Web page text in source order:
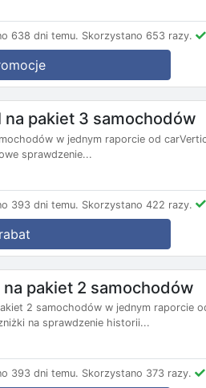
638 dni temu. Skorzystano 653 razy.
pakiet 3 samochodów
w jednym raporcie od
sprawdzenie...
393 dni temu. Skorzystano 422 razy.
pakiet 2 samochodów
2 samochodów w jednym raporcie
na sprawdzenie historii...
393 dni temu. Skorzystano 373 razy.